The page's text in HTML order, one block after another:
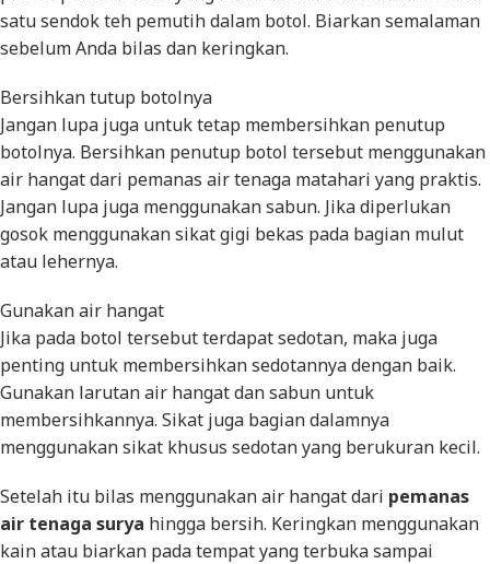
satu sendok teh pemutih dalam botol. Biarkan semalaman
sebelum Anda bilas dan keringkan.
Bersihkan tutup botolnya
Jangan lupa juga untuk tetap membersihkan penutup
botolnya. Bersihkan penutup botol tersebut menggunakan
air hangat dari pemanas air tenaga matahari yang praktis.
Jangan lupa juga menggunakan sabun. Jika diperlukan
gosok menggunakan sikat gigi bekas pada bagian mulut
atau lehernya.
Gunakan air hangat
Jika pada botol tersebut terdapat sedotan, maka juga
penting untuk membersihkan sedotannya dengan baik.
Gunakan larutan air hangat dan sabun untuk
membersihkannya. Sikat juga bagian dalamnya
menggunakan sikat khusus sedotan yang berukuran kecil.
Setelah itu bilas menggunakan air hangat dari pemanas
air tenaga surya hingga bersih. Keringkan menggunakan
kain atau biarkan pada tempat yang terbuka sampai